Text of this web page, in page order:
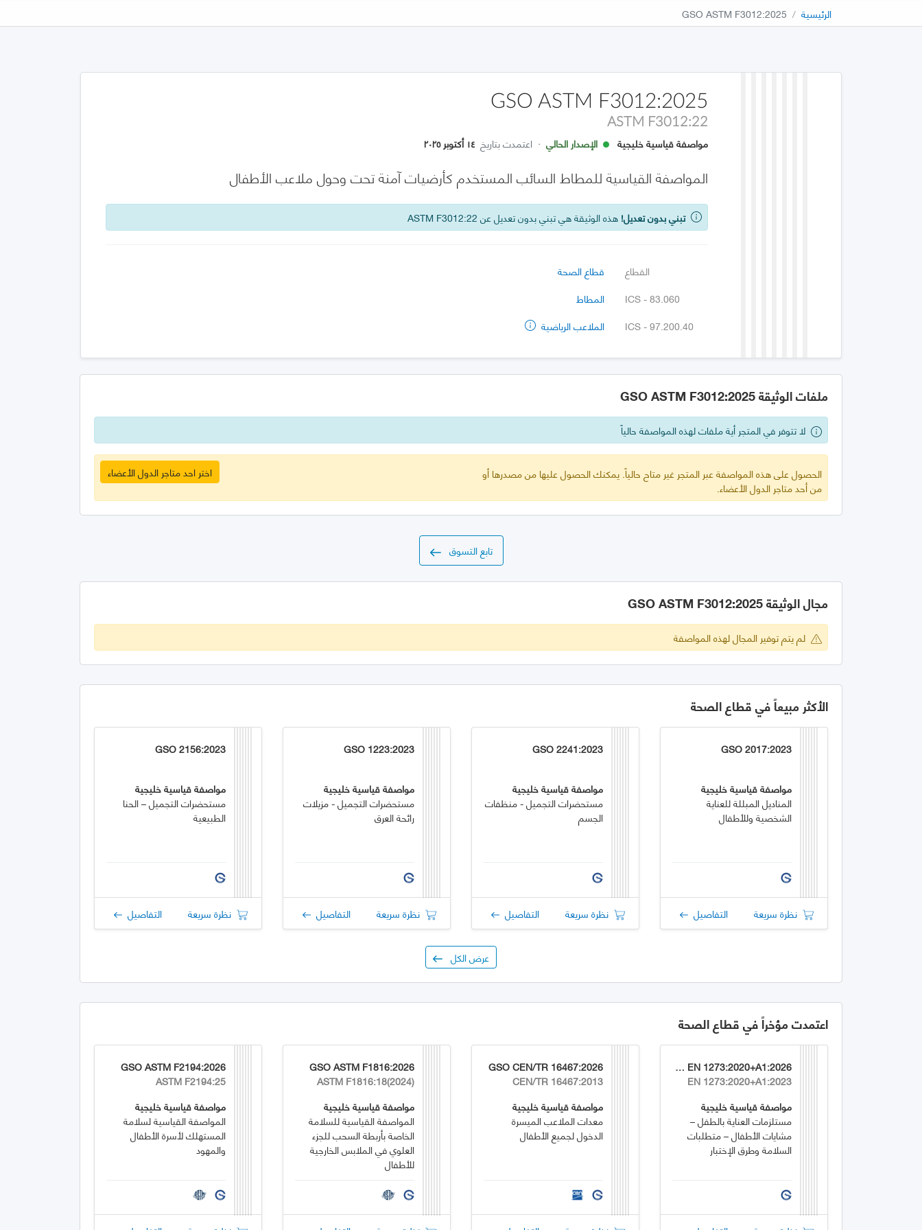
الرئيسية GSO ASTM F3012:2025
GSO ASTM F3012:2025
ASTM F3012:22
مواصفة قياسية خليجية الإصدار الحالي · اعتمدت بتاريخ ١٤ أكتوبر ٢٠٢٥
المواصفة القياسية للمطاط السائب المستخدم كأرضيات آمنة تحت وحول ملاعب الأطفال
تبني بدون تعديل! هذه الوثيقة هي تبني بدون تعديل عن ASTM F3012:22
القطاع
قطاع الصحة
ICS - 83.060
المطاط
ICS - 97.200.40
الملاعب الرياضية
ملفات الوثيقة GSO ASTM F3012:2025
لا تتوفر في المتجر أية ملفات لهذه المواصفة حالياً
الحصول على هذه المواصفة عبر المتجر غير متاح حالياً. يمكنك الحصول عليها من مصدرها أو
من أحد متاجر الدول الأعضاء.
اختر احد متاجر الدول الأعضاء
تابع التسوق
مجال الوثيقة GSO ASTM F3012:2025
لم يتم توفير المجال لهذه المواصفة
الأكثر مبيعاً في قطاع الصحة
GSO 2017:2023
مواصفة قياسية خليجية
المناديل المبللة للعناية
الشخصية وللأطفال
نظرة سريعة التفاصيل
GSO 2241:2023
مواصفة قياسية خليجية
مستحضرات التجميل - منظفات
الجسم
نظرة سريعة التفاصيل
GSO 1223:2023
مواصفة قياسية خليجية
مستحضرات التجميل - مزيلات
رائحة العرق
نظرة سريعة التفاصيل
GSO 2156:2023
مواصفة قياسية خليجية
مستحضرات التجميل – الحنا
الطبيعية
نظرة سريعة التفاصيل
عرض الكل
اعتمدت مؤخراً في قطاع الصحة
GSO EN 1273:2020+A1:2026
EN 1273:2020+A1:2023
مواصفة قياسية خليجية
مستلزمات العناية بالطفل –
مشايات الأطفال – متطلبات
السلامة وطرق الإختبار
GSO CEN/TR 16467:2026
CEN/TR 16467:2013
مواصفة قياسية خليجية
معدات الملاعب الميسرة
الدخول لجميع الأطفال
GSO ASTM F1816:2026
ASTM F1816:18(2024)
مواصفة قياسية خليجية
المواصفة القياسية للسلامة
الخاصة بأربطة السحب للجزء
العلوي في الملابس الخارجية
للأطفال
GSO ASTM F2194:2026
ASTM F2194:25
مواصفة قياسية خليجية
المواصفة القياسية لسلامة
المستهلك لأسرة الأطفال
والمهود